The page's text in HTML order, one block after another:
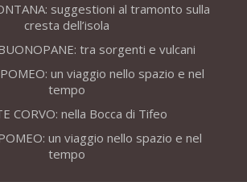
suggestioni al tramonto sulla
cresta dell’isola
tra sorgenti e vulcani
un viaggio nello spazio e nel
tempo
CORVO: nella Bocca di Tifeo
un viaggio nello spazio e nel
tempo